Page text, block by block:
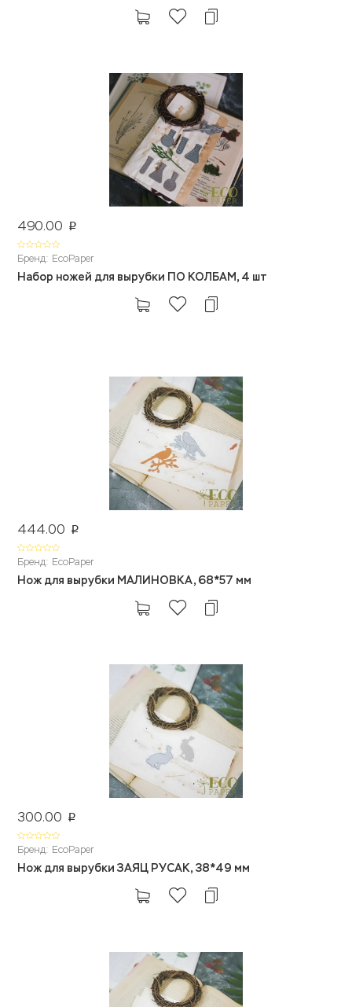
490.00 p
Бренд: EcoPaper
Набор ножей для вырубки ПО КОЛБАМ, 4 шт
444.00 p
Бренд: EcoPaper
Нож для вырубки МАЛИНОВКА, 68*57 мм
300.00 p
Бренд: EcoPaper
Нож для вырубки ЗАЯЦ РУСАК, 38*49 мм